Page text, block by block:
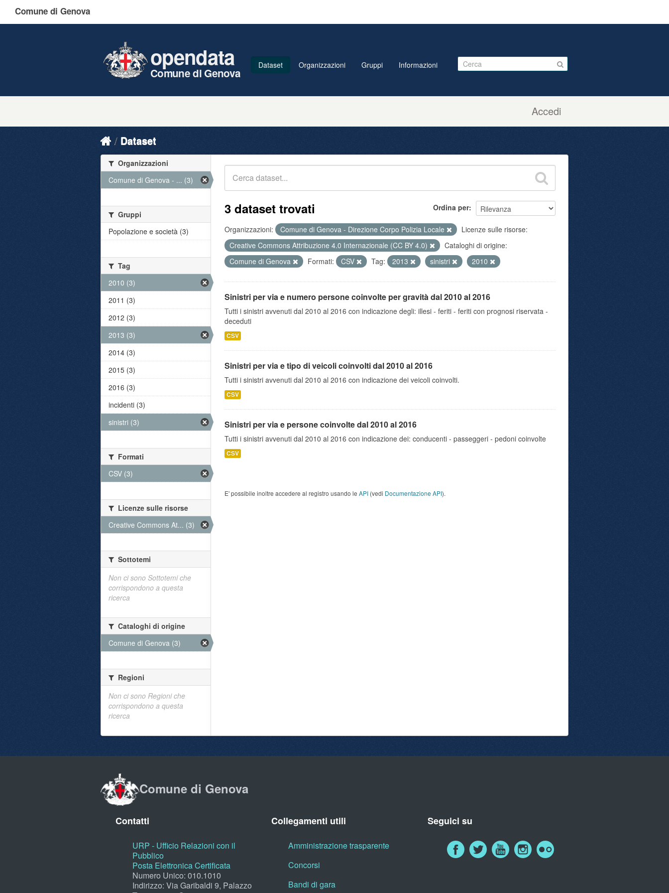
Comune di Genova
Accedi
opendata
Comune di Genova
Dataset Organizzazioni Gruppi Informazioni
Dataset
Ordina per
3 dataset trovati
Organizzazioni: Comune di Genova - Direzione Corpo Polizia Locale
Licenze sulle risorse:
Creative Commons Attribuzione 4.0 Internazionale (CC BY 4.0)
Cataloghi di origine:
Comune di Genova
Formati: CSV Tag: 2013 sinistri 2010
Sinistri per via e numero persone coinvolte per gravità dal 2010 al 2016
Tutti i sinistri avvenuti dal 2010 al 2016 con indicazione degli: illesi - feriti - feriti con prognosi riservata -
deceduti
CSV
Sinistri per via e tipo di veicoli coinvolti dal 2010 al 2016
Tutti i sinistri avvenuti dal 2010 al 2016 con indicazione dei veicoli coinvolti.
CSV
Sinistri per via e persone coinvolte dal 2010 al 2016
Tutti i sinistri avvenuti dal 2010 al 2016 con indicazione dei: conducenti - passeggeri - pedoni coinvolte
CSV
E' possibile inoltre accedere al registro usando le API (vedi Documentazione API).
Organizzazioni
Comune di Genova - ... (3)
Gruppi
Popolazione e società (3)
Tag
2010 (3)
2011 (3)
2012 (3)
2013 (3)
2014 (3)
2015 (3)
2016 (3)
incidenti (3)
sinistri (3)
Formati
CSV (3)
Licenze sulle risorse
Creative Commons At... (3)
Sottotemi
Non ci sono Sottotemi che
corrispondono a questa
ricerca
Cataloghi di origine
Comune di Genova (3)
Regioni
Non ci sono Regioni che
corrispondono a questa
ricerca
Comune di Genova
Contatti
URP - Ufficio Relazioni con il
Pubblico
Posta Elettronica Certificata
Numero Unico: 010.1010
Indirizzo: Via Garibaldi 9, Palazzo
Collegamenti utili
Amministrazione trasparente
Concorsi
Bandi di gara
Seguici su